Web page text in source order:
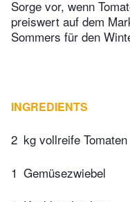
Sorge vor, wenn
preiswert auf dem
Sommers für den
INGREDIENTS
2 kg vollreife Tomaten
1 Gemüsezwiebel